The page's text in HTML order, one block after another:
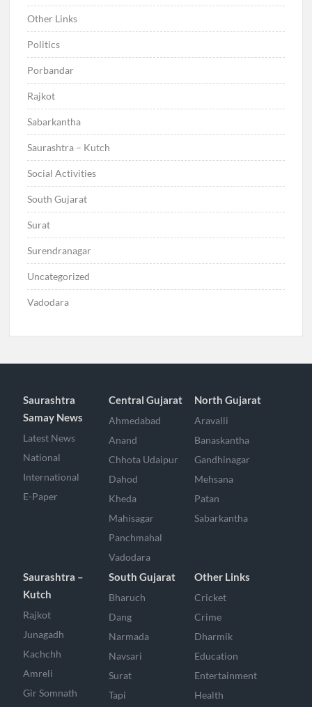
Other Links
Politics
Porbandar
Rajkot
Sabarkantha
Saurashtra – Kutch
Social Activities
South Gujarat
Surat
Surendranagar
Uncategorized
Vadodara
Saurashtra
Samay News
Latest News
National
International
E-Paper
Central Gujarat
Ahmedabad
Anand
Chhota Udaipur
Dahod
Kheda
Mahisagar
Panchmahal
Vadodara
North Gujarat
Aravalli
Banaskantha
Gandhinagar
Mehsana
Patan
Sabarkantha
Saurashtra –
Kutch
Rajkot
Junagadh
Kachchh
Amreli
Gir Somnath
South Gujarat
Bharuch
Dang
Narmada
Navsari
Surat
Tapi
Other Links
Cricket
Crime
Dharmik
Education
Entertainment
Health